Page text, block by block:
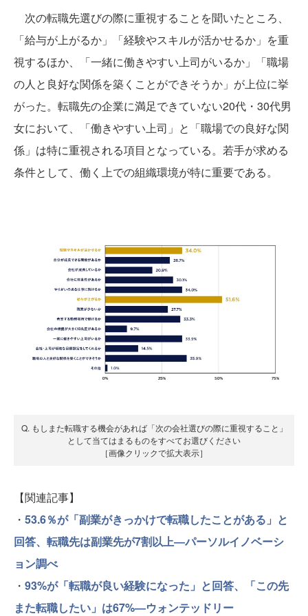
次の転職先選びの際に重視することを聞いたところ、
「給与が上がるか」「経験やスキルが活かせるか」を重
視するほか、「一緒に働きやすい上司がいるか」「職場
の人と良好な関係を築くことができそうか」が上位に挙
がった。転職先の企業に満足できていない20代・30代男
女において、「働きやすい上司」と「職場での良好な関
係」は特に重視される項目となっている。若手が求める
条件として、働く上での組織環境が特に重要である。
Q. もしまた転職する機会があれば「次の会社選びの際に重視すること」
として当てはまるものをすべてお選びください
［画像クリックで拡大表示］
【関連記事】
・ 53.6％が「副業がきっかけで転職したことがある」と
回答、転職先は副業先が7割以上―パーソルイノベーシ
ョン調べ
・ 93%が「転職が良い経験になった」と回答、「この先
また転職したい」は67%―ウォンテッドリー